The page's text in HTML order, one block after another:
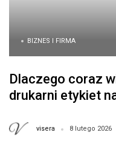
BIZNES I FIRMA
Dlaczego coraz
drukarni etykiet
visera 8 lutego 2026